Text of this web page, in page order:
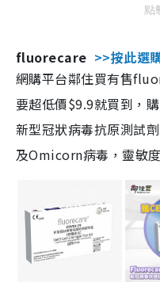
點
fluorecare >>按此選
網購平台鄰住買有售
要超低價$9.9就買到，
新型冠狀病毒抗原測試
及Omicorn病毒，靈敏